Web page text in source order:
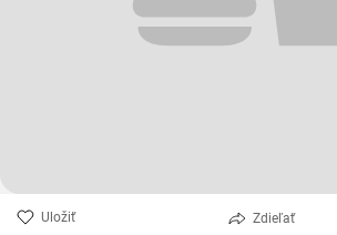
Uložiť Zdieľať